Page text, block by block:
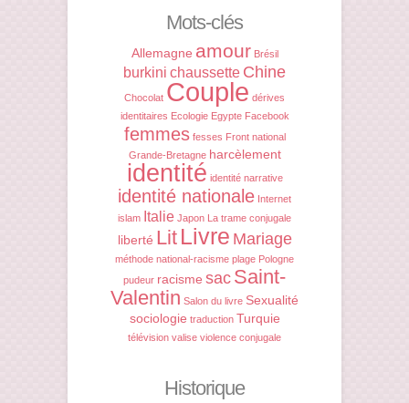
Mots-clés
Allemagne amour Brésil
burkini chaussette Chine
Chocolat Couple dérives
identitaires Ecologie Egypte Facebook
femmes fesses Front national
Grande-Bretagne harcèlement
identité identité narrative
identité nationale Internet
islam Italie Japon La trame conjugale
liberté Lit Livre Mariage
méthode national-racisme plage Pologne
pudeur racisme sac Saint-
Valentin Salon du livre Sexualité
sociologie traduction Turquie
télévision valise violence conjugale
Historique